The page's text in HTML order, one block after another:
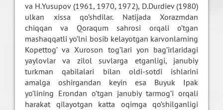
va H.Yusupov (1961, 1970, 1972), D.Durdiev (1980)
ulkan xissa qo’shdilar. Natijada Xorazmdan
chiqqan va Qoraqum sahrosi orqali o’tgan
mashaqqatli yo’lni bosib kelayotgan karvonlarning
Kopettog’ va Xuroson tog’lari yon bag’irlaridagi
yaylovlar va zilol suvlarga etganligi, janubiy
turkman qabilalari bilan oldi-sotdi ishlarini
amalga oshirgandan keyin esa Buyuk Ipak
yo’lining Erondan o’tgan janubiy tarmog’i orqali
harakat qilayotgan katta oqimga qo’shilganligi